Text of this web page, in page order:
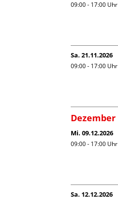
09:00 - 17:00 Uhr
Sa. 21.11.2026
09:00 - 17:00 Uhr
Dezember
Mi. 09.12.2026
09:00 - 17:00 Uhr
Sa. 12.12.2026